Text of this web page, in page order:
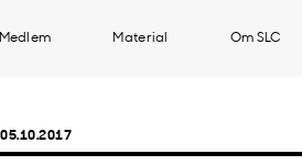
Medlem Material Om SLC
05.10.2017